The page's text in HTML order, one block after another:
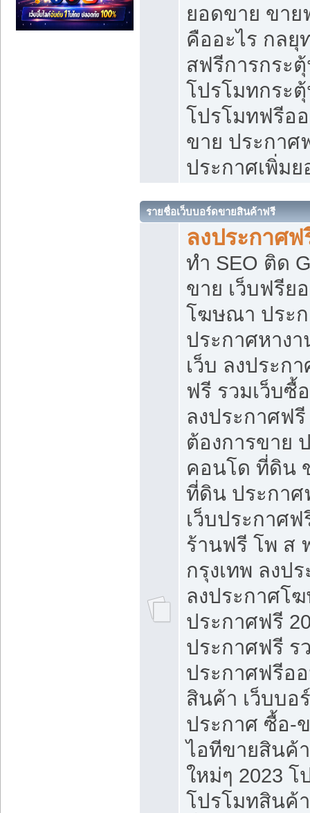
ยอดขาย ขาย
คืออะไร กลยุ
สฟรีการกระ
โปรโมทกระ
โปรโมทฟรีอ
ขาย ประกาศ
ประกาศเพิ่ม
รายชื่อเว็บบอร์ดขายสินค้าฟรี
ลงประกาศฟ
ทำ SEO ติด
ขาย เว็บฟรีย
โฆษณา ประ
ประกาศหาง
เว็บ ลงประก
ฟรี รวมเว็บซื้
ลงประกาศฟ
ต้องการขาย
คอนโด ที่ดิน
ที่ดิน ประกา
เว็บประกาศ
ร้านฟรี โพ ส
กรุงเทพ ลงป
ลงประกาศโ
ประกาศฟรี
ประกาศฟรี ร
ประกาศฟรีอ
สินค้า เว็บบอ
ประกาศ ซื้อ-
ไอทีขายสินค้
ใหม่ๆ 2023
โปรโมทสินค้